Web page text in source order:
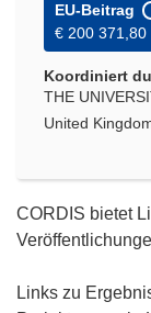
EU-Beitrag
€ 200 371,80
Koordiniert
THE
United
CORDIS bietet
Links zu